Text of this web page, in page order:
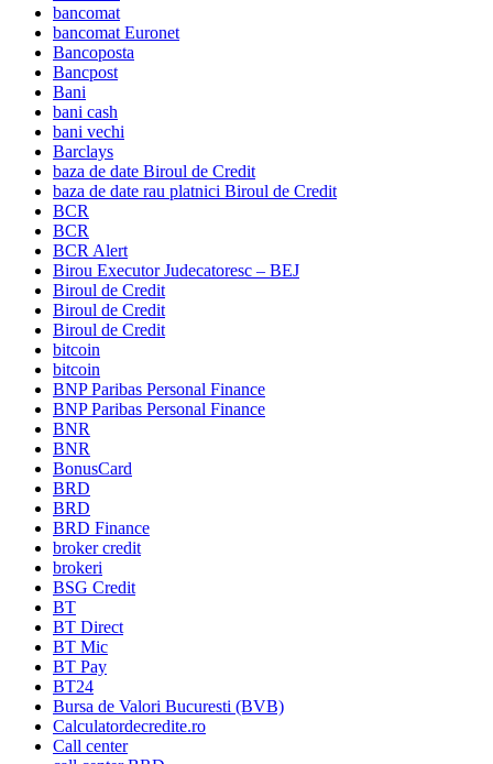
bancomat
bancomat Euronet
Bancoposta
Bancpost
Bani
bani cash
bani vechi
Barclays
baza de date Biroul de Credit
baza de date rau platnici Biroul de Credit
BCR
BCR
BCR Alert
Birou Executor Judecatoresc – BEJ
Biroul de Credit
Biroul de Credit
Biroul de Credit
bitcoin
bitcoin
BNP Paribas Personal Finance
BNP Paribas Personal Finance
BNR
BNR
BonusCard
BRD
BRD
BRD Finance
broker credit
brokeri
BSG Credit
BT
BT Direct
BT Mic
BT Pay
BT24
Bursa de Valori Bucuresti (BVB)
Calculatordecredite.ro
Call center